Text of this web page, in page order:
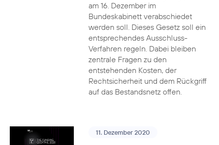
am 16. Dezember im
Bundeskabinett verabschiedet
werden soll. Dieses Gesetz soll ein
entsprechendes Ausschluss-
Verfahren regeln. Dabei bleiben
zentrale Fragen zu den
entstehenden Kosten, der
Rechtsicherheit und dem Rückgriff
auf das Bestandsnetz offen.
11. Dezember 2020